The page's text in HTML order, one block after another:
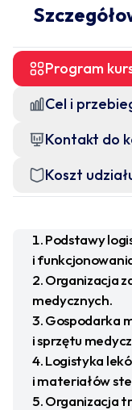
Program
Cel i
Kontakt do
Koszt
Podstawy
i
Organizacja
medycznych.
Gospodarka
i sprzętu
Logistyka
i materiałów
Organizacja